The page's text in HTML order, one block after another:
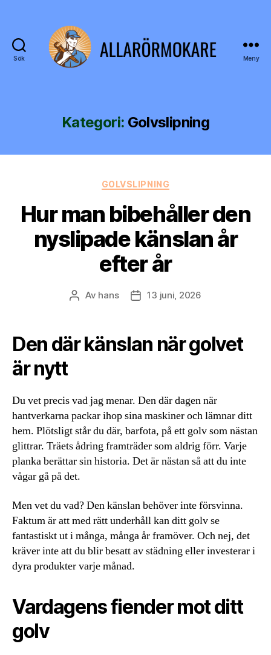
Sök Meny
Kategori: Golvslipning
Kategorier
GOLVSLIPNING
Hur man bibehåller den
nyslipade känslan år
efter år
Inläggsförfattare
Av hans Inläggsdatum
13 juni, 2026
Den där känslan när golvet
är nytt
Du vet precis vad jag menar. Den där dagen när
hantverkarna packar ihop sina maskiner och lämnar ditt
hem. Plötsligt står du där, barfota, på ett golv som nästan
glittrar. Träets ådring framträder som aldrig förr. Varje
planka berättar sin historia. Det är nästan så att du inte
vågar gå på det.
Men vet du vad? Den känslan behöver inte försvinna.
Faktum är att med rätt underhåll kan ditt golv se
fantastiskt ut i många, många år framöver. Och nej, det
kräver inte att du blir besatt av städning eller investerar i
dyra produkter varje månad.
Vardagens fiender mot ditt
golv